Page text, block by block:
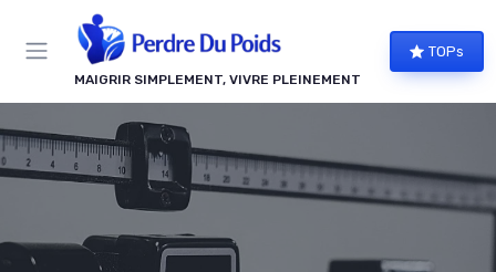
MAIGRIR SIMPLEMENT, VIVRE PLEINEMENT
TOPs
Panneau de gestion des cookies